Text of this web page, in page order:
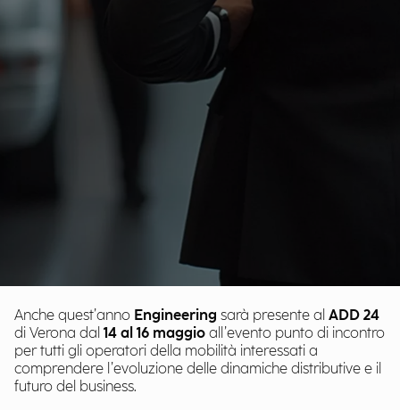
Anche quest’anno Engineering sarà presente al ADD 24
di Verona dal 14 al 16 maggio all’evento punto di incontro
per tutti gli operatori della mobilità interessati a
comprendere l’evoluzione delle dinamiche distributive e il
futuro del business.